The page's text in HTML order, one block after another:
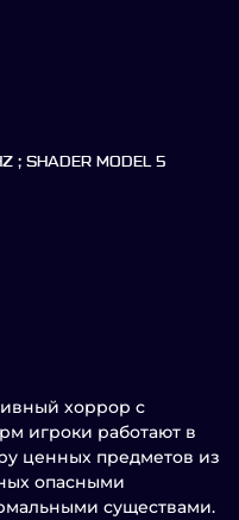
; SHADER MODEL 5
хоррор с
игроки работают в
ценных предметов из
опасными
существами.